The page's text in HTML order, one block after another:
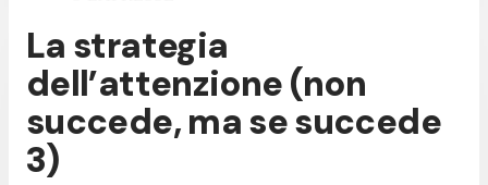
La strategia
dell’attenzione (non
succede, ma se succede
3)